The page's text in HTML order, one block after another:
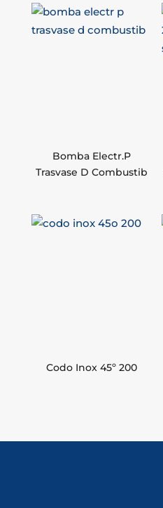
Bomba Electr.P
Trasvase D Combustib
Codo Inox 45º 200